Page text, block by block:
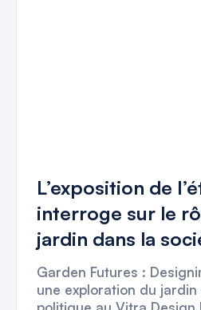
L’exposition de
interroge sur le
jardin dans la
Garden Futures :
une exploration du jardin